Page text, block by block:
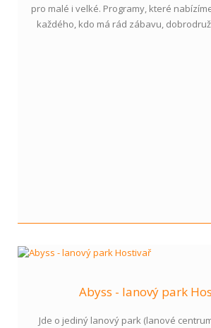
pro malé i velké. Programy, které
každého, kdo má rád zábavu,
Abyss - lanový park
Jde o jediný lanový park (lanové